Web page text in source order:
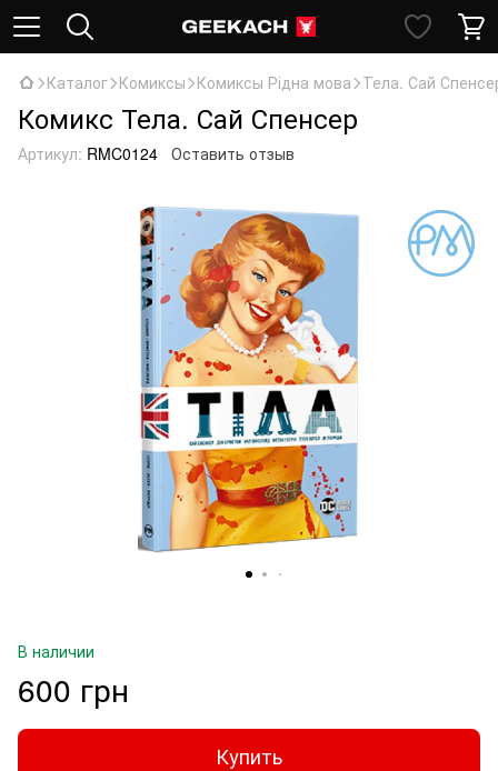
Каталог Комиксы Комиксы Рідна мова Тела. Сай
Комикс Тела. Сай Спенсер
Артикул: RMC0124 Оставить отзыв
В наличии
600 грн
Купить